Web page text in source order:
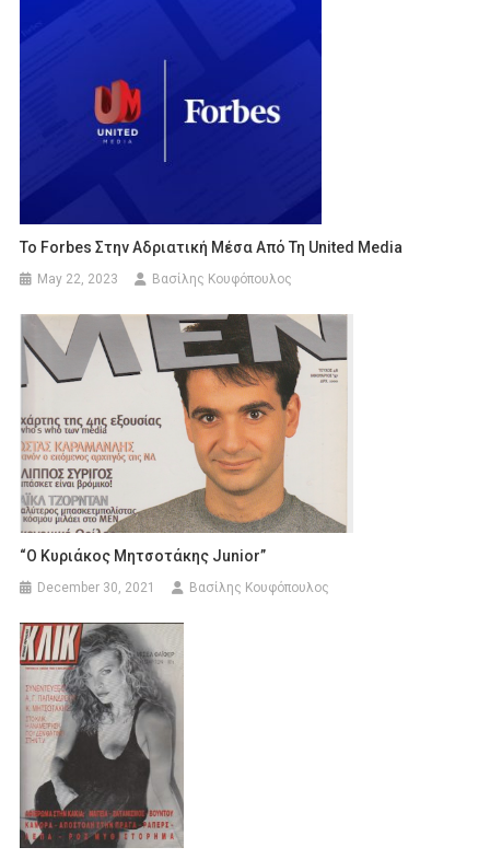
Το Forbes Στην Αδριατική Μέσα Από Τη United Media
May 22, 2023 Βασίλης Κουφόπουλος
“Ο Κυριάκος Μητσοτάκης Junior”
December 30, 2021 Βασίλης Κουφόπουλος